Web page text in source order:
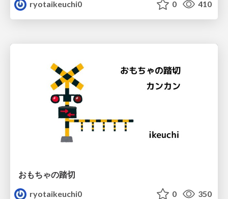
ryotaikeuchi0
0 410
おもちゃの踏切
ryotaikeuchi0
0 350